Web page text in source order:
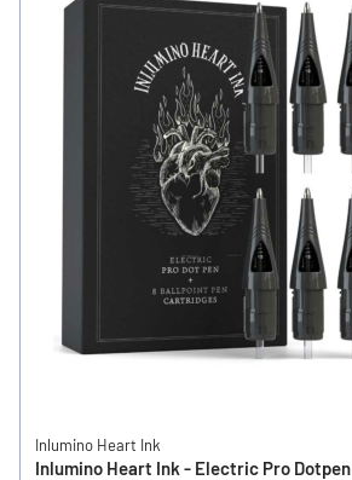
Inlumino Heart Ink
Inlumino Heart Ink - Electric Pro Dotpen